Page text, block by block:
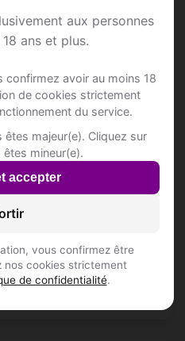
aux personnes
ans et plus.
confirmez avoir au moins 18
de cookies strictement
du service.
êtes majeur(e). Cliquez sur
mineur(e).
accepter
vous confirmez être
cookies strictement
de confidentialité.
INVESTMENT